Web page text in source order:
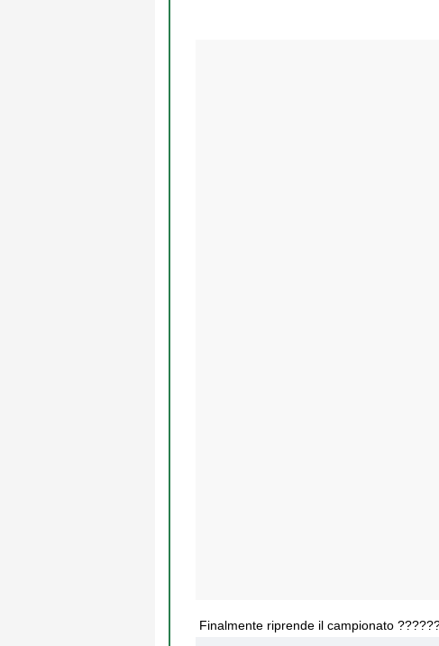
Finalmente riprende il campionato